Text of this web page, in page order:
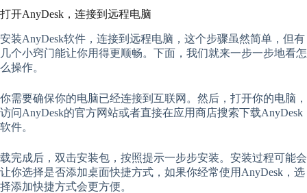
打开AnyDesk，连接到远程电脑
安装AnyDesk软件，连接到远程电脑，这个步骤虽然简单，但有
几个小窍门能让你用得更顺畅。下面，我们就来一步一步地看怎
么操作。
你需要确保你的电脑已经连接到互联网。然后，打开你的电脑，
访问AnyDesk的官方网站或者直接在应用商店搜索下载AnyDesk
软件。
载完成后，双击安装包，按照提示一步步安装。安装过程可能会
让你选择是否添加桌面快捷方式，如果你经常使用AnyDesk，选
择添加快捷方式会更方便。